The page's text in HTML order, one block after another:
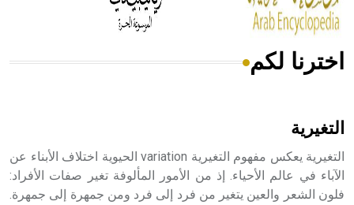
هل تعلم أن الأبسيد كلمة فرنسية اللفظ تم اعتمادها مصطلحاً
- هل تعلم أن أبجر Abgar اسم معروف جيداً يعود إلى عدد من
اخترنا لكم
التغيرية
التغيرية يعكس مفهوم التغيرية variation الحيوية اختلاف الأبناء عن
الآباء في عالم الأحياء. إذ من الأمور المألوفة تغير صفات الأفراد:
فلون الشعر والعين يتغير من فرد إلى فرد ومن جمهرة إلى جمهرة.